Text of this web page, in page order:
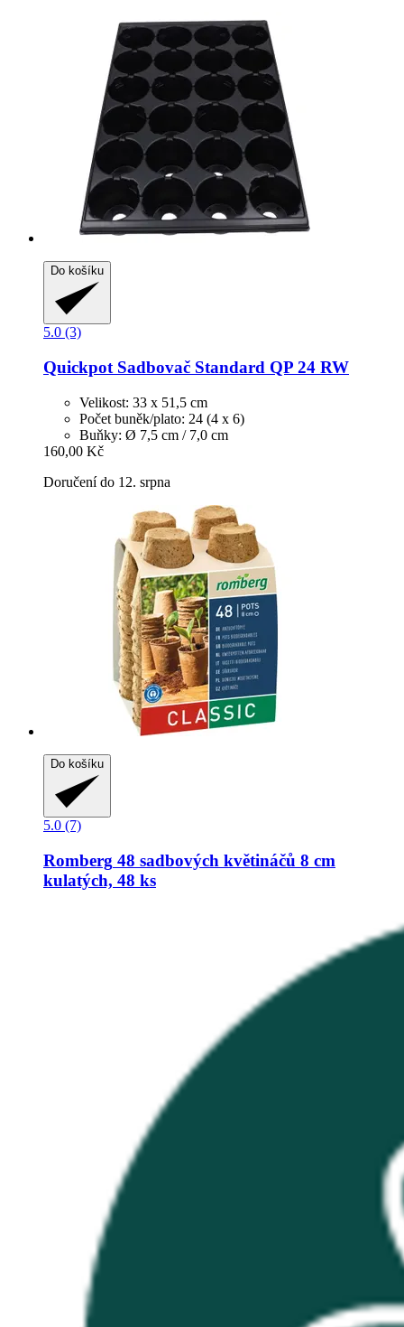
Do košíku
5.0 (3)
Quickpot Sadbovač Standard QP 24 RW
Velikost: 33 x 51,5 cm
Počet buněk/plato: 24 (4 x 6)
Buňky: Ø 7,5 cm / 7,0 cm
160,00 Kč
Doručení do 12. srpna
Do košíku
5.0 (7)
Romberg 48 sadbových květináčů 8 cm
kulatých, 48 ks